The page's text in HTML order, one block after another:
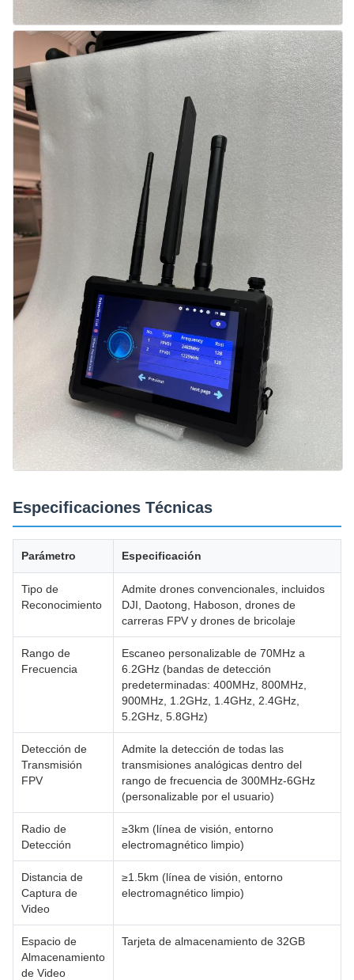
Especificaciones Técnicas
Parámetro Especificación
Tipo de
Reconocimiento
Admite drones convencionales, incluidos
DJI, Daotong, Haboson, drones de
carreras FPV y drones de bricolaje
Rango de
Frecuencia
Escaneo personalizable de 70MHz a
6.2GHz (bandas de detección
predeterminadas: 400MHz, 800MHz,
900MHz, 1.2GHz, 1.4GHz, 2.4GHz,
5.2GHz, 5.8GHz)
Detección de
Transmisión
FPV
Admite la detección de todas las
transmisiones analógicas dentro del
rango de frecuencia de 300MHz-6GHz
(personalizable por el usuario)
Radio de
Detección
≥3km (línea de visión, entorno
electromagnético limpio)
Distancia de
Captura de
Video
≥1.5km (línea de visión, entorno
electromagnético limpio)
Espacio de
Almacenamiento
de Video
Tarjeta de almacenamiento de 32GB